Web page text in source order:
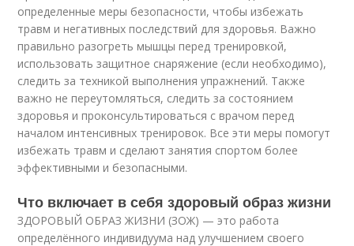
определенные меры безопасности, чтобы избежать
травм и негативных последствий для здоровья. Важно
правильно разогреть мышцы перед тренировкой,
использовать защитное снаряжение (если необходимо),
следить за техникой выполнения упражнений. Также
важно не переутомляться, следить за состоянием
здоровья и проконсультироваться с врачом перед
началом интенсивных тренировок. Все эти меры помогут
избежать травм и сделают занятия спортом более
эффективными и безопасными.
Что включает в себя здоровый образ жизни
ЗДОРОВЫЙ ОБРАЗ ЖИЗНИ (ЗОЖ) — это работа
определённого индивидуума над улучшением своего